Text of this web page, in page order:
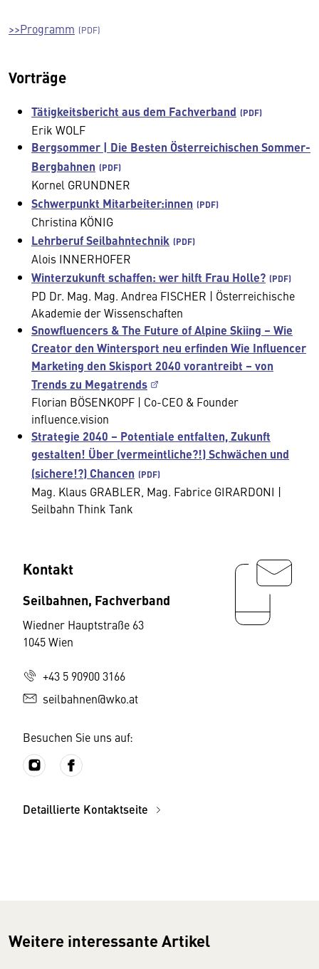
>>Programm
Vorträge
Tätigkeitsbericht aus dem Fachverband
Erik WOLF
Bergsommer | Die Besten Österreichischen Sommer-
Bergbahnen
Kornel GRUNDNER
Schwerpunkt Mitarbeiter:innen
Christina KÖNIG
Lehrberuf Seilbahntechnik
Alois INNERHOFER
Winterzukunft schaffen: wer hilft Frau Holle?
PD Dr. Mag. Mag. Andrea FISCHER | Österreichische
Akademie der Wissenschaften
Snowfluencers & The Future of Alpine Skiing – Wie
Creator den Wintersport neu erfinden Wie Influencer
Marketing den Skisport 2040 vorantreibt – von
Trends zu Megatrends
Florian BÖSENKOPF | Co-CEO & Founder
influence.vision
Strategie 2040 – Potentiale entfalten, Zukunft
gestalten! Über (vermeintliche?!) Schwächen und
(sichere!?) Chancen
Mag. Klaus GRABLER, Mag. Fabrice GIRARDONI |
Seilbahn Think Tank
Kontakt
Seilbahnen, Fachverband
Wiedner Hauptstraße 63
1045 Wien
+43 5 90900 3166
seilbahnen@wko.at
Besuchen Sie uns auf:
Detaillierte Kontaktseite
Weitere interessante Artikel